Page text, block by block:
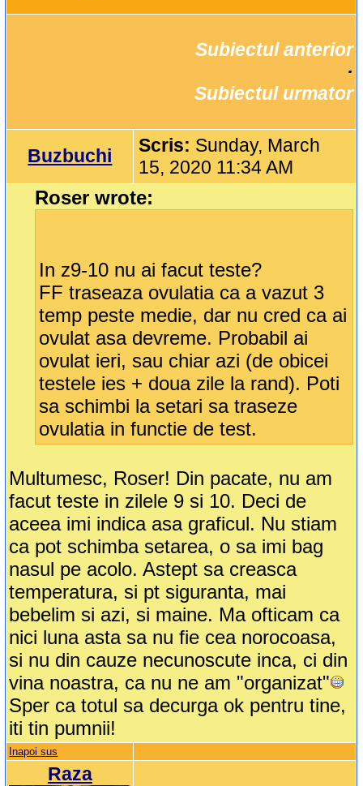
Subiectul anterior
Subiectul urmator
Buzbuchi Scris: Sunday, March
15, 2020 11:34 AM
Roser wrote:
In z9-10 nu ai facut teste?
FF traseaza ovulatia ca a vazut 3
temp peste medie, dar nu cred ca ai
ovulat asa devreme. Probabil ai
ovulat ieri, sau chiar azi (de obicei
testele ies + doua zile la rand). Poti
sa schimbi la setari sa traseze
ovulatia in functie de test.
Multumesc, Roser! Din pacate, nu am
facut teste in zilele 9 si 10. Deci de
aceea imi indica asa graficul. Nu stiam
ca pot schimba setarea, o sa imi bag
nasul pe acolo. Astept sa creasca
temperatura, si pt siguranta, mai
bebelim si azi, si maine. Ma ofticam ca
nici luna asta sa nu fie cea norocoasa,
si nu din cauze necunoscute inca, ci din
vina noastra, ca nu ne am "organizat"
Sper ca totul sa decurga ok pentru tine,
iti tin pumnii!
Inapoi sus
Raza